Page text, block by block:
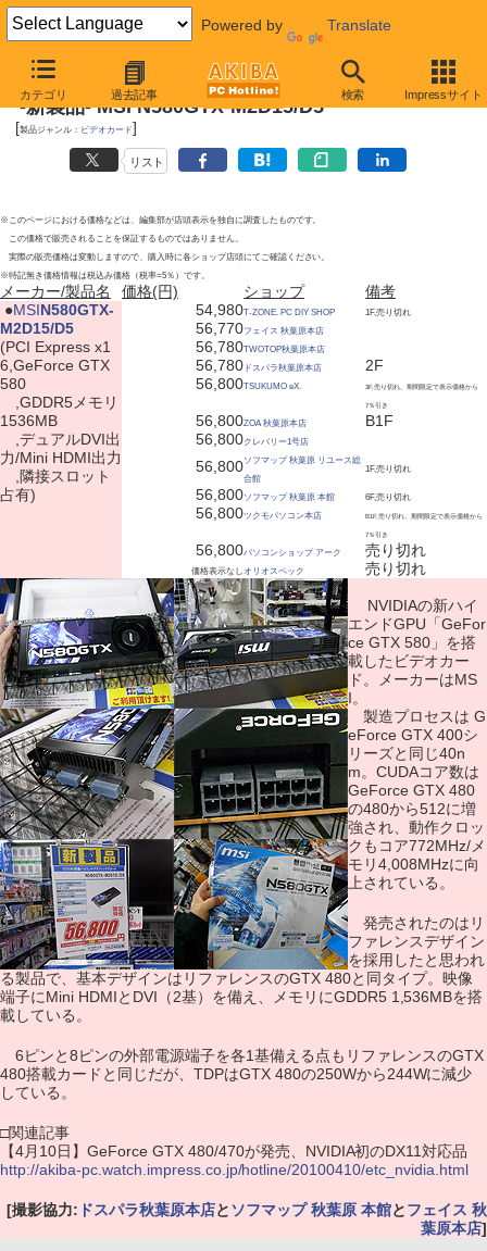
Powered by Translate
カテゴリ 過去記事 検索 Impressサイト
2010年11月13日号
-新製品- MSI N580GTX-M2D15/D5
[製品ジャンル： ビデオカード]
リスト
※このページにおける価格などは、編集部が店頭表示を独自に調査したものです。
この価格で販売されることを保証するものではありません。
実際の販売価格は変動しますので、購入時に各ショップ店頭にてご確認ください。
※特記無き価格情報は税込み価格（税率=5％）です。
メーカー/製品名 価格(円) ショップ
備考
●MSIN580GTX-
M2D15/D5
(PCI Express x1
6,GeForce GTX
580
,GDDR5メモリ
1536MB
,デュアルDVI出
力/Mini HDMI出力
,隣接スロット
占有)
54,980T-ZONE. PC DIY SHOP 1F,売り切れ
56,770フェイス 秋葉原本店
56,780TWOTOP秋葉原本店
56,780 ドスパラ秋葉原本店
2F
56,800TSUKUMO eX. 3F,売り切れ。期間限定で表示価格から
7％引き
56,800ZOA 秋葉原本店
B1F
56,800クレバリー1号店
56,800ソフマップ 秋葉原 リユース総
合館
1F,売り切れ
56,800ソフマップ 秋葉原 本館 6F,売り切れ
56,800ツクモパソコン本店 B1F,売り切れ。期間限定で表示価格から
7％引き
56,800パソコンショップ アーク 売り切れ
価格表示なしオリオスペック 売り切れ
NVIDIAの新ハイ
エンドGPU「GeFor
ce GTX 580」を搭
載したビデオカー
ド。メーカーはMS
I。
製造プロセスは G
eForce GTX 400シ
リーズと同じ40n
m。CUDAコア数は
GeForce GTX 480
の480から512に増
強され、動作クロッ
クもコア772MHz/メ
モリ4,008MHzに向
上されている。
発売されたのはリ
ファレンスデザイン
を採用したと思われ
る製品で、基本デザインはリファレンスのGTX 480と同タイプ。映像
端子にMini HDMIとDVI（2基）を備え、メモリにGDDR5 1,536MBを搭
載している。
6ピンと8ピンの外部電源端子を各1基備える点もリファレンスのGTX
480搭載カードと同じだが、TDPはGTX 480の250Wから244Wに減少
している。
□関連記事
【4月10日】GeForce GTX 480/470が発売、NVIDIA初のDX11対応品
http://akiba-pc.watch.impress.co.jp/hotline/20100410/etc_nvidia.html
[撮影協力: ドスパラ秋葉原本店と ソフマップ 秋葉原 本館とフェイス 秋
葉原本店]